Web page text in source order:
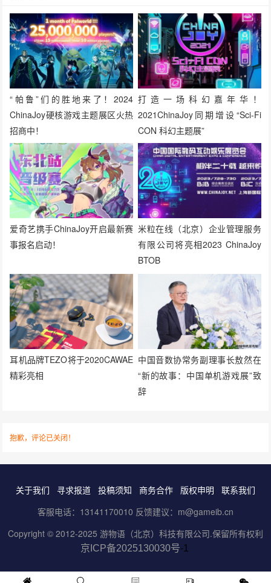
“帕鲁”们的胜地来了！2024
ChinaJoy硬核游戏主题展区火热
招商中！
打造一场科幻嘉年华！
2021ChinaJoy同期增设“Sci-Fi
CON 科幻主题展”
爱奇艺携手ChinaJoy开启最新赛
事报名启动！
米粒在线（北京）企业管理服务
有限公司将亮相2023 ChinaJoy
BTOB
耳机品牌TEZO将于2020CAWAE
精彩亮相
中国音数协常务副理事长敖然在
“新的故事：中国单机游戏展”致
辞
抱歉，评论已关闭！
关于我们 寻求报道 投稿须知 商务合作 版权申明
联系我们
客服电话：13141170010 反馈建议：m@gameib.cn
Copyright © 2012-2025 游物语（北京）科技有限公司.保留所有权利
京ICP备2025130030号-1